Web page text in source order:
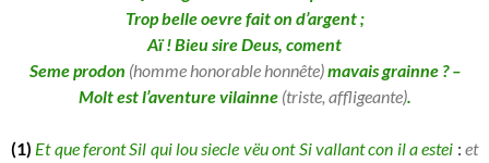
Trop belle oevre fait on d’argent ;
Aï ! Bieu sire Deus, coment
Seme prodon (homme honorable honnête)mavais grainne ? –
Molt est l’aventure vilainne (triste, affligeante).
(1) Et que feront Sil qui lou siecle vëu ont Si vallant con il a estei : et